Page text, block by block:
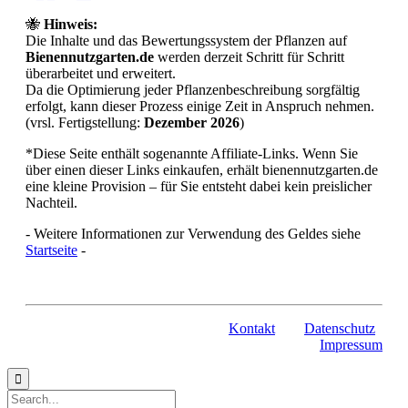
of
10
🐝 Hinweis:
Die Inhalte und das Bewertungssystem der Pflanzen auf
Bienennutzgarten.de werden derzeit Schritt für Schritt
überarbeitet und erweitert.
Da die Optimierung jeder Pflanzenbeschreibung sorgfältig
erfolgt, kann dieser Prozess einige Zeit in Anspruch nehmen.
(vrsl. Fertigstellung: Dezember 2026)
*Diese Seite enthält sogenannte Affiliate-Links. Wenn Sie
über einen dieser Links einkaufen, erhält bienennutzgarten.de
eine kleine Provision – für Sie entsteht dabei kein preislicher
Nachteil.
- Weitere Informationen zur Verwendung des Geldes siehe
Startseite -
Kontakt
Datenschutz
Impressum
